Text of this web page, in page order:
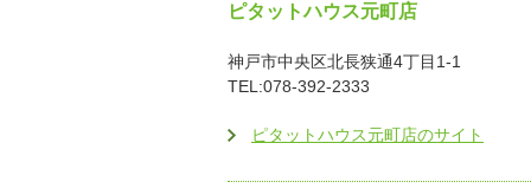
ピタットハウス元町店
神戸市中央区北長狭通4丁目1-1
TEL:078-392-2333
ピタットハウス元町店のサイト